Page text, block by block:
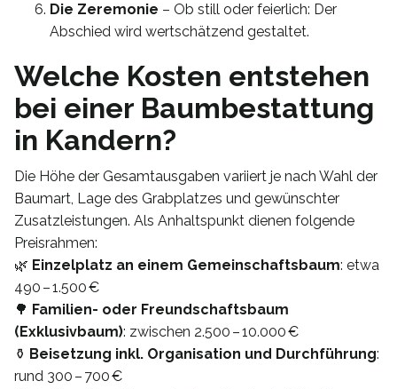
Die Zeremonie – Ob still oder feierlich: Der
Abschied wird wertschätzend gestaltet.
Welche Kosten entstehen
bei einer Baumbestattung
in Kandern?
Die Höhe der Gesamtausgaben variiert je nach Wahl der
Baumart, Lage des Grabplatzes und gewünschter
Zusatzleistungen. Als Anhaltspunkt dienen folgende
Preisrahmen:
🌿 Einzelplatz an einem Gemeinschaftsbaum: etwa
490 – 1.500 €
🌳 Familien- oder Freundschaftsbaum
(Exklusivbaum): zwischen 2.500 – 10.000 €
⚱️ Beisetzung inkl. Organisation und Durchführung:
rund 300 – 700 €